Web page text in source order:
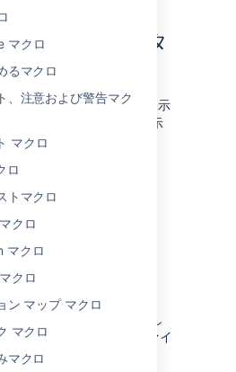
マクロ
るマクロ
、注意および警告マク
マクロ
ロ
トマクロ
クロ
マクロ
クロ
ン マップ マクロ
マクロ
マクロ
象のファイル タ
は PDF ドキュメントを表示
ラウザで次の
ファイル表示
使用します。
(.xls
(.ppt
編集する
スクトップ アプリを使用し
マクロで埋め込まれたファイ
ファイルを自動的に